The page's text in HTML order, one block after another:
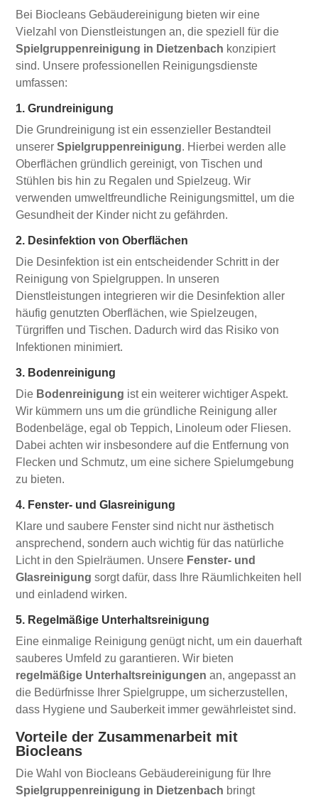
Bei Biocleans Gebäudereinigung bieten wir eine
Vielzahl von Dienstleistungen an, die speziell für die
Spielgruppenreinigung in Dietzenbach konzipiert
sind. Unsere professionellen Reinigungsdienste
umfassen:
1. Grundreinigung
Die Grundreinigung ist ein essenzieller Bestandteil
unsererSpielgruppenreinigung. Hierbei werden alle
Oberflächen gründlich gereinigt, von Tischen und
Stühlen bis hin zu Regalen und Spielzeug. Wir
verwenden umweltfreundliche Reinigungsmittel, um die
Gesundheit der Kinder nicht zu gefährden.
2. Desinfektion von Oberflächen
Die Desinfektion ist ein entscheidender Schritt in der
Reinigung von Spielgruppen. In unseren
Dienstleistungen integrieren wir die Desinfektion aller
häufig genutzten Oberflächen, wie Spielzeugen,
Türgriffen und Tischen. Dadurch wird das Risiko von
Infektionen minimiert.
3. Bodenreinigung
Die Bodenreinigung ist ein weiterer wichtiger Aspekt.
Wir kümmern uns um die gründliche Reinigung aller
Bodenbeläge, egal ob Teppich, Linoleum oder Fliesen.
Dabei achten wir insbesondere auf die Entfernung von
Flecken und Schmutz, um eine sichere Spielumgebung
zu bieten.
4. Fenster- und Glasreinigung
Klare und saubere Fenster sind nicht nur ästhetisch
ansprechend, sondern auch wichtig für das natürliche
Licht in den Spielräumen. Unsere Fenster- und
Glasreinigung sorgt dafür, dass Ihre Räumlichkeiten hell
und einladend wirken.
5. Regelmäßige Unterhaltsreinigung
Eine einmalige Reinigung genügt nicht, um ein dauerhaft
sauberes Umfeld zu garantieren. Wir bieten
regelmäßige Unterhaltsreinigungen an, angepasst an
die Bedürfnisse Ihrer Spielgruppe, um sicherzustellen,
dass Hygiene und Sauberkeit immer gewährleistet sind.
Vorteile der Zusammenarbeit mit
Biocleans
Die Wahl von Biocleans Gebäudereinigung für Ihre
Spielgruppenreinigung in Dietzenbach bringt